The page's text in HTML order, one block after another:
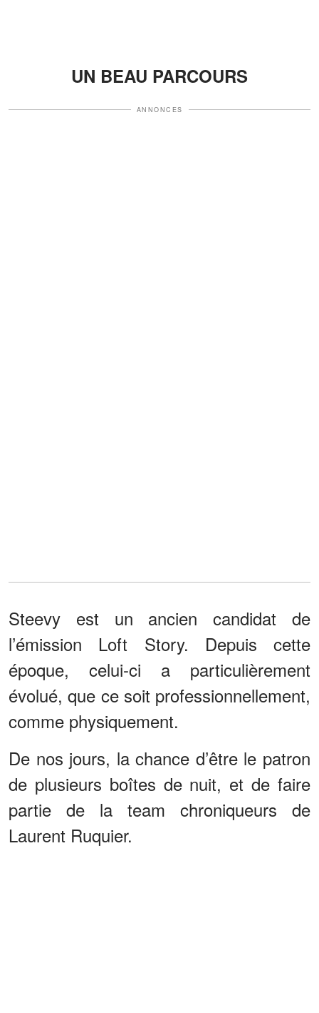
UN BEAU PARCOURS
ANNONCES
Steevy est un ancien candidat de
l’émission Loft Story. Depuis cette
époque, celui-ci a particulièrement
évolué, que ce soit professionnellement,
comme physiquement.
De nos jours, la chance d’être le patron
de plusieurs boîtes de nuit, et de faire
partie de la team chroniqueurs de
Laurent Ruquier.